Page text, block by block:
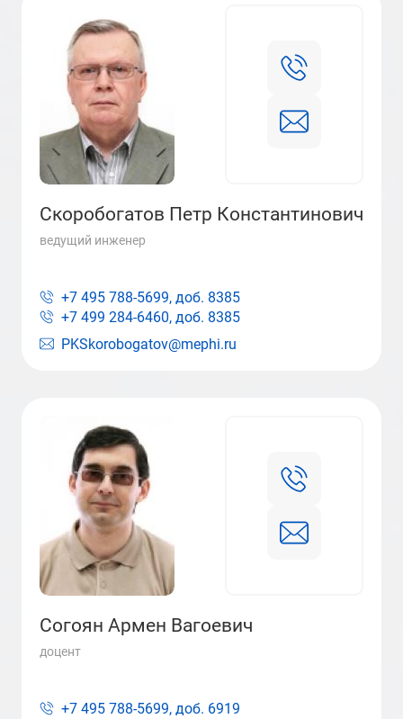
Скоробогатов Петр Константинович
ведущий инженер
PKSkorobogatov@mephi.ru
+7 495 788-5699, доб. 8385
+7 499 284-6460, доб. 8385
Согоян Армен Вагоевич
доцент
+7 495 788-5699, доб. 6919